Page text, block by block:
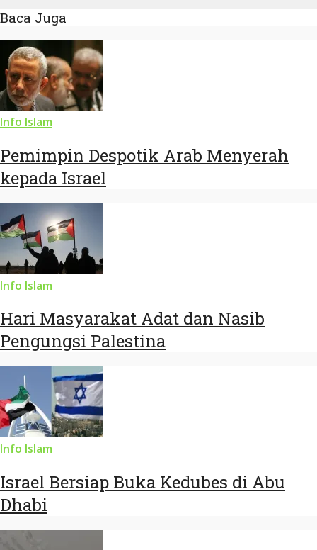
Baca Juga
Info Islam
Pemimpin Despotik Arab Menyerah
kepada Israel
Info Islam
Hari Masyarakat Adat dan Nasib
Pengungsi Palestina
Info Islam
Israel Bersiap Buka Kedubes di Abu
Dhabi